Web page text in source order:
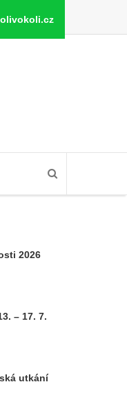
2026
– 17. 7.
utkání